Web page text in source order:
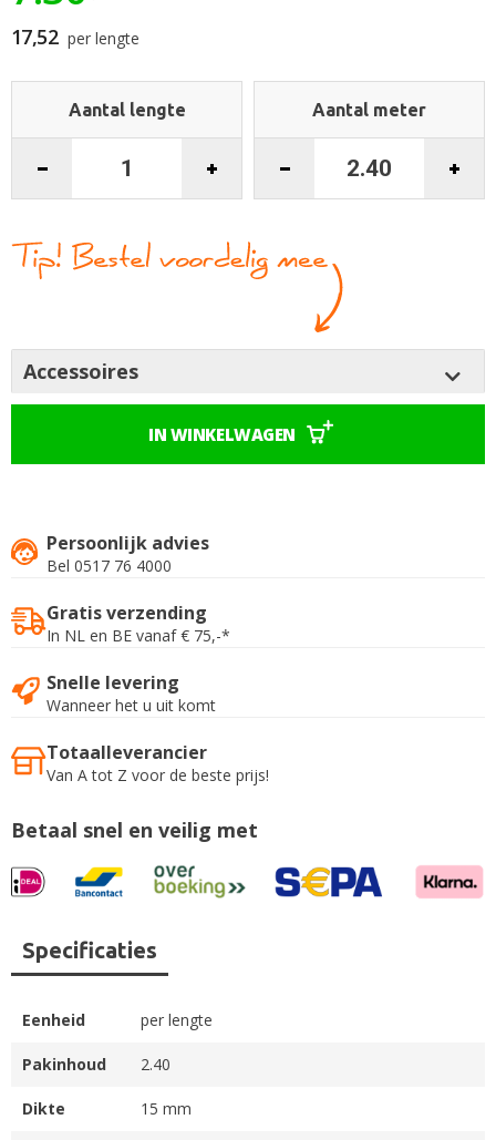
begin
van
de
17,52 per lengte
Aantal lengte Aantal meter
Accessoires
IN WINKELWAGEN
Persoonlijk advies
Bel 0517 76 4000
Gratis verzending
In NL en BE vanaf € 75,-*
Snelle levering
Wanneer het u uit komt
Totaalleverancier
Van A tot Z voor de beste prijs!
Betaal snel en veilig met
Specificaties
Eenheid per lengte
Pakinhoud 2.40
Dikte 15 mm